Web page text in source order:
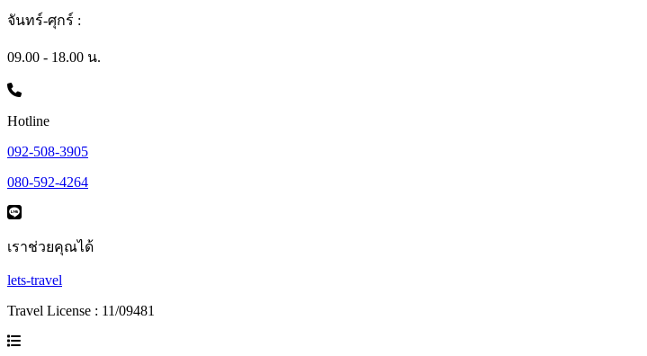
จันทร์-ศุกร์ :
09.00 - 18.00 น.
Hotline
092-508-3905
080-592-4264
เราช่วยคุณได้
lets-travel
Travel License : 11/09481